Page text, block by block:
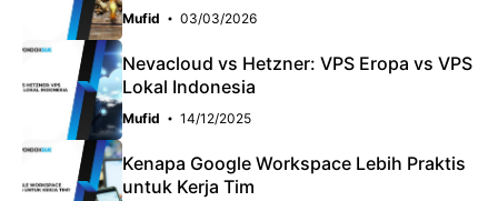
Mufid 03/03/2026
Nevacloud vs Hetzner: VPS Eropa vs VPS
Lokal Indonesia
Mufid 14/12/2025
Kenapa Google Workspace Lebih Praktis
untuk Kerja Tim